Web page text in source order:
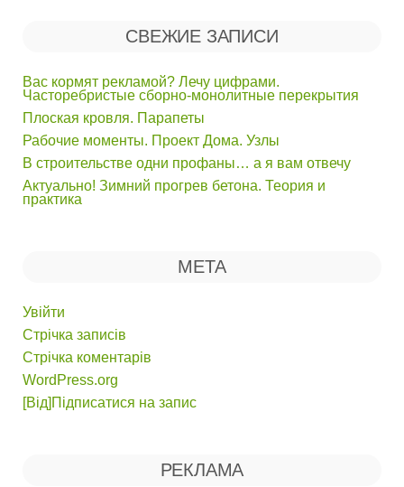
СВЕЖИЕ ЗАПИСИ
Вас кормят рекламой? Лечу цифрами.
Часторебристые сборно-монолитные перекрытия
Плоская кровля. Парапеты
Рабочие моменты. Проект Дома. Узлы
В строительстве одни профаны… а я вам отвечу
Актуально! Зимний прогрев бетона. Теория и
практика
МЕТА
Увійти
Стрічка записів
Стрічка коментарів
WordPress.org
[Від]Підписатися на запис
РЕКЛАМА